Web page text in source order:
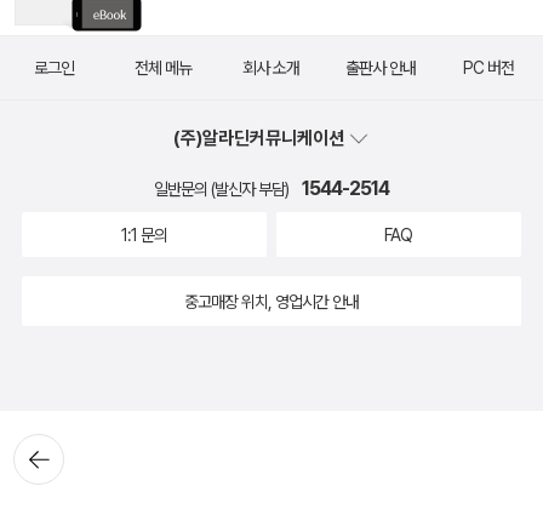
뒤로가
기
로그인 전체 메뉴 회사 소개 출판사 안내 PC 버전
(주)알라딘커뮤니케이션
일반문의 (발신자 부담) 1544-2514
1:1 문의 FAQ
중고매장 위치, 영업시간 안내